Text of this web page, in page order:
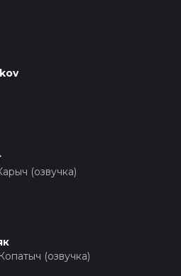
(озвучка)
(озвучка)